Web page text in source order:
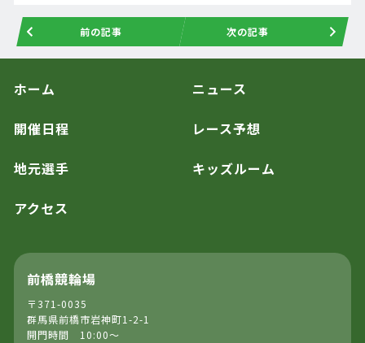
前の記事 次の記事
ホーム ニュース
開催日程 レース予想
地元選手 キッズルーム
アクセス
前橋競輪場
〒371-0035
群馬県前橋市岩神町1-2-1
開門時間 10:00～